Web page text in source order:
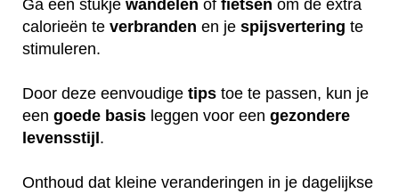
Ga een stukje wandelen of fietsen om de extra
calorieën te verbranden en je spijsvertering te
stimuleren.
Door deze eenvoudige tips toe te passen, kun je
een goede basis leggen voor een gezondere
levensstijl.
Onthoud dat kleine veranderingen in je dagelijkse